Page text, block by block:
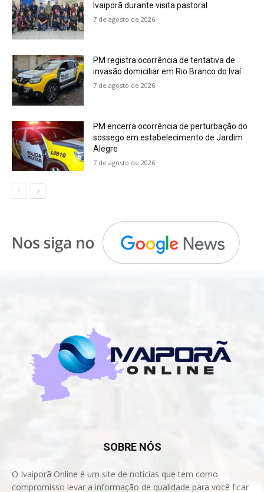
Ivaiporã durante visita pastoral
7 de agosto de 2026
PM registra ocorrência de tentativa de
invasão domiciliar em Rio Branco do Ivaí
7 de agosto de 2026
PM encerra ocorrência de perturbação do
sossego em estabelecimento de Jardim
Alegre
7 de agosto de 2026
SOBRE NÓS
O Ivaiporã Online é um site de notícias que tem como
compromisso levar a informação de qualidade para você ficar